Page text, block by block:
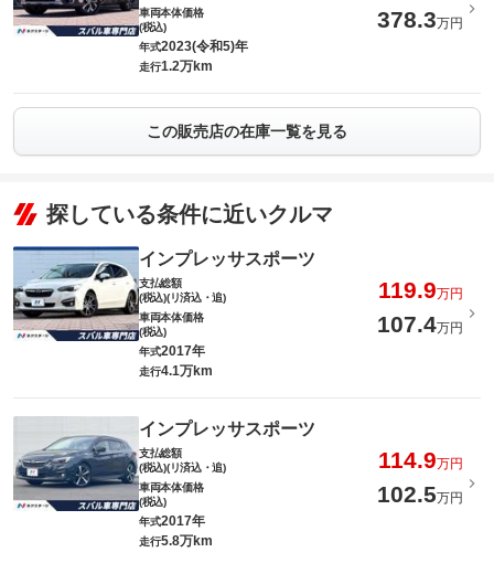
車両本体価格
(税込)
378.3万円
年式2023(令和5)年
走行1.2万km
この販売店の在庫一覧を見る
探している条件に近いクルマ
インプレッサスポーツ
支払総額
(税込)(リ済込・追)
119.9万円
車両本体価格
(税込)
107.4万円
年式2017年
走行4.1万km
インプレッサスポーツ
支払総額
(税込)(リ済込・追)
114.9万円
車両本体価格
(税込)
102.5万円
年式2017年
走行5.8万km